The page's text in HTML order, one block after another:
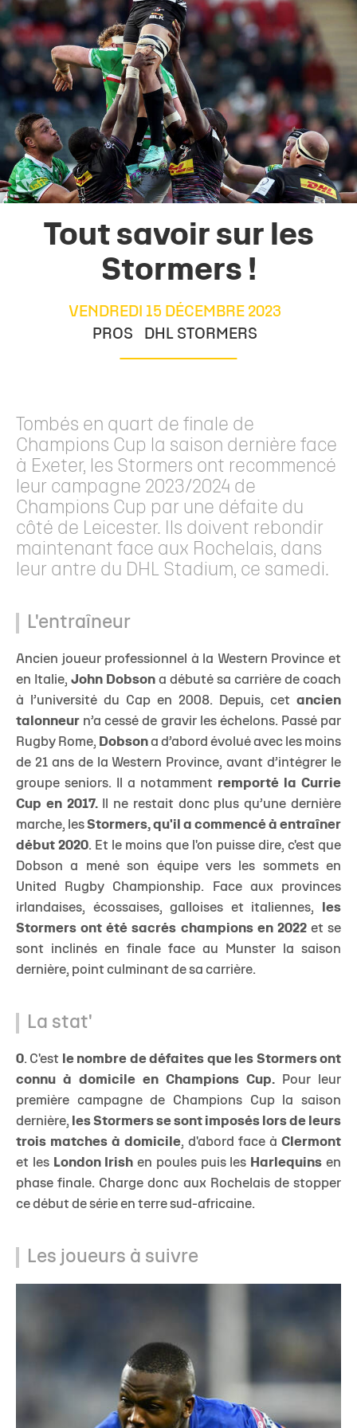
Tout savoir sur les
Stormers !
VENDREDI 15 DÉCEMBRE 2023
PROS
DHL STORMERS
Tombés en quart de finale de
Champions Cup la saison dernière face
à Exeter, les Stormers ont recommencé
leur campagne 2023/2024 de
Champions Cup par une défaite du
côté de Leicester. Ils doivent rebondir
maintenant face aux Rochelais, dans
leur antre du DHL Stadium, ce samedi.
L'entraîneur
Ancien joueur professionnel à la Western Province et
en Italie, John Dobson a débuté sa carrière de coach
à l’université du Cap en 2008. Depuis, cet ancien
talonneur n’a cessé de gravir les échelons. Passé par
Rugby Rome, Dobson a d’abord évolué avec les moins
de 21 ans de la Western Province, avant d’intégrer le
groupe seniors. Il a notamment remporté la Currie
Cup en 2017.Il ne restait donc plus qu’une dernière
marche, les Stormers, qu'il a commencé à entraîner
début 2020. Et le moins que l'on puisse dire, c'est que
Dobson a mené son équipe vers les sommets en
United Rugby Championship. Face aux provinces
irlandaises, écossaises, galloises et italiennes, les
Stormers ont été sacrés champions en 2022et se
sont inclinés en finale face au Munster la saison
dernière, point culminant de sa carrière.
La stat'
0. C'est le nombre de défaites que les Stormers ont
connu à domicile en Champions Cup. Pour leur
première campagne de Champions Cup la saison
dernière, les Stormers se sont imposés lors de leurs
trois matches à domicile, d'abord face à Clermont
et les London Irish en poules puis les Harlequins en
phase finale. Charge donc aux Rochelais de stopper
ce début de série en terre sud-africaine.
Les joueurs à suivre